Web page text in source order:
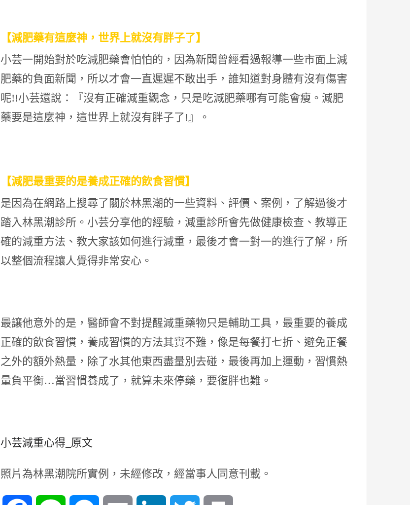
【減肥藥有這麼神，世界上就沒有胖子了】
小芸一開始對於吃減肥藥會怕怕的，因為新聞曾經看過報導一些市面上減
肥藥的負面新聞，所以才會一直遲遲不敢出手，誰知道對身體有沒有傷害
呢!!小芸還說：『沒有正確減重觀念，只是吃減肥藥哪有可能會瘦。減肥
藥要是這麼神，這世界上就沒有胖子了!』。
【減肥最重要的是養成正確的飲食習慣】
是因為在網路上搜尋了關於林黑潮的一些資料、評價、案例，了解過後才
踏入林黑潮診所。小芸分享他的經驗，減重診所會先做健康檢查、教導正
確的減重方法、教大家該如何進行減重，最後才會一對一的進行了解，所
以整個流程讓人覺得非常安心。
最讓他意外的是，醫師會不對提醒減重藥物只是輔助工具，最重要的養成
正確的飲食習慣，養成習慣的方法其實不難，像是每餐打七折、避免正餐
之外的額外熱量，除了水其他東西盡量別去碰，最後再加上運動，習慣熱
量負平衡…當習慣養成了，就算未來停藥，要復胖也難。
小芸減重心得_原文
照片為林黑潮院所實例，未經修改，經當事人同意刊載。